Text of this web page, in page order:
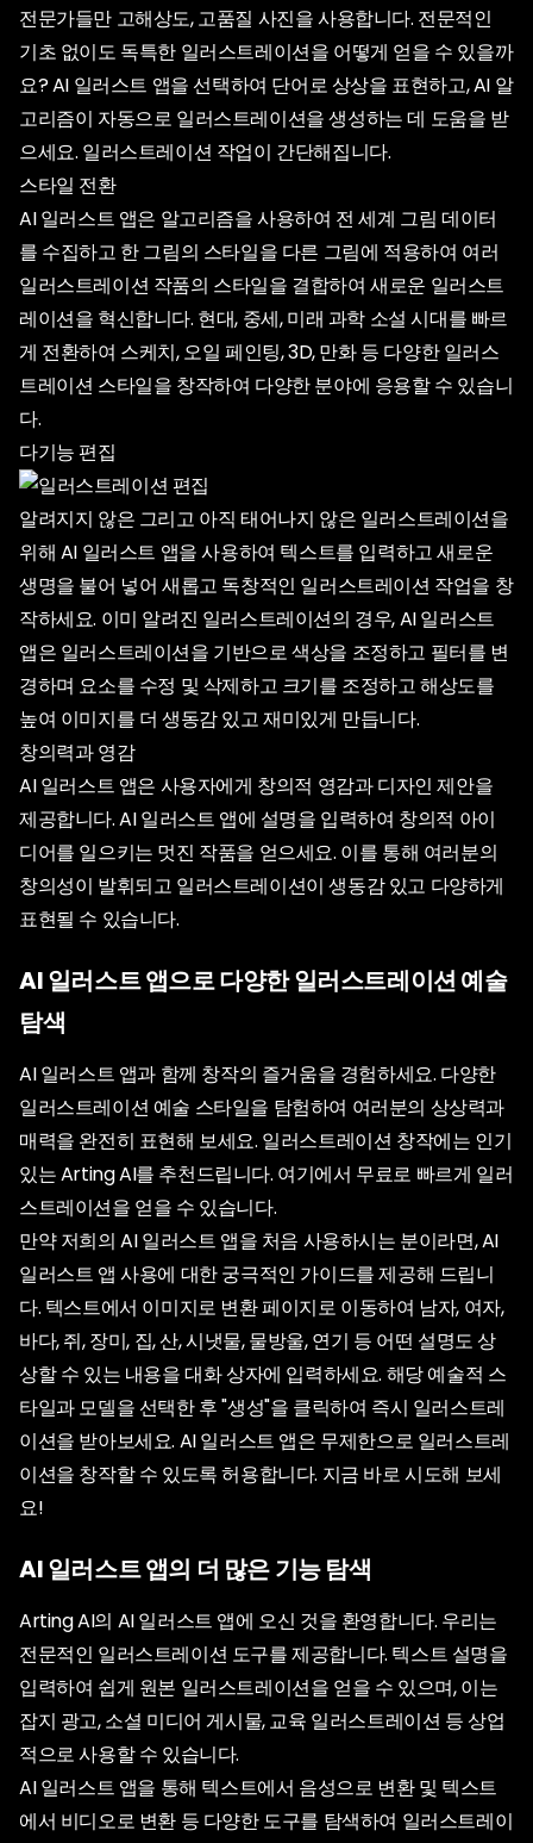
전문가들만 고해상도, 고품질 사진을 사용합니다. 전문적인
기초 없이도 독특한 일러스트레이션을 어떻게 얻을 수 있을까
요? AI 일러스트 앱을 선택하여 단어로 상상을 표현하고, AI 알
고리즘이 자동으로 일러스트레이션을 생성하는 데 도움을 받
으세요. 일러스트레이션 작업이 간단해집니다.
스타일 전환
AI 일러스트 앱은 알고리즘을 사용하여 전 세계 그림 데이터
를 수집하고 한 그림의 스타일을 다른 그림에 적용하여 여러
일러스트레이션 작품의 스타일을 결합하여 새로운 일러스트
레이션을 혁신합니다. 현대, 중세, 미래 과학 소설 시대를 빠르
게 전환하여 스케치, 오일 페인팅, 3D, 만화 등 다양한 일러스
트레이션 스타일을 창작하여 다양한 분야에 응용할 수 있습니
다.
다기능 편집
알려지지 않은 그리고 아직 태어나지 않은 일러스트레이션을
위해 AI 일러스트 앱을 사용하여 텍스트를 입력하고 새로운
생명을 불어 넣어 새롭고 독창적인 일러스트레이션 작업을 창
작하세요. 이미 알려진 일러스트레이션의 경우, AI 일러스트
앱은 일러스트레이션을 기반으로 색상을 조정하고 필터를 변
경하며 요소를 수정 및 삭제하고 크기를 조정하고 해상도를
높여 이미지를 더 생동감 있고 재미있게 만듭니다.
창의력과 영감
AI 일러스트 앱은 사용자에게 창의적 영감과 디자인 제안을
제공합니다. AI 일러스트 앱에 설명을 입력하여 창의적 아이
디어를 일으키는 멋진 작품을 얻으세요. 이를 통해 여러분의
창의성이 발휘되고 일러스트레이션이 생동감 있고 다양하게
표현될 수 있습니다.
AI 일러스트 앱으로 다양한 일러스트레이션 예술
탐색
AI 일러스트 앱과 함께 창작의 즐거움을 경험하세요. 다양한
일러스트레이션 예술 스타일을 탐험하여 여러분의 상상력과
매력을 완전히 표현해 보세요. 일러스트레이션 창작에는 인기
있는 Arting AI를 추천드립니다. 여기에서 무료로 빠르게 일러
스트레이션을 얻을 수 있습니다.
만약 저희의 AI 일러스트 앱을 처음 사용하시는 분이라면, AI
일러스트 앱 사용에 대한 궁극적인 가이드를 제공해 드립니
다. 텍스트에서 이미지로 변환 페이지로 이동하여 남자, 여자,
바다, 쥐, 장미, 집, 산, 시냇물, 물방울, 연기 등 어떤 설명도 상
상할 수 있는 내용을 대화 상자에 입력하세요. 해당 예술적 스
타일과 모델을 선택한 후 "생성"을 클릭하여 즉시 일러스트레
이션을 받아보세요. AI 일러스트 앱은 무제한으로 일러스트레
이션을 창작할 수 있도록 허용합니다. 지금 바로 시도해 보세
요!
AI 일러스트 앱의 더 많은 기능 탐색
Arting AI의 AI 일러스트 앱에 오신 것을 환영합니다. 우리는
전문적인 일러스트레이션 도구를 제공합니다. 텍스트 설명을
입력하여 쉽게 원본 일러스트레이션을 얻을 수 있으며, 이는
잡지 광고, 소셜 미디어 게시물, 교육 일러스트레이션 등 상업
적으로 사용할 수 있습니다.
AI 일러스트 앱을 통해 텍스트에서 음성으로 변환 및 텍스트
에서 비디오로 변환 등 다양한 도구를 탐색하여 일러스트레이